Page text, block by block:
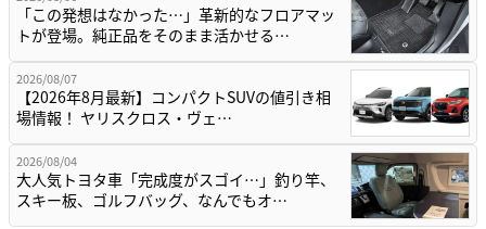
「この発想はなかった…」革新的なフロアマッ
トが登場。純正品をそのまま活かせる…
2026/08/07
【2026年8月最新】コンパクトSUVの値引き相
場情報！ ヤリスクロス・ヴェ…
2026/08/04
大人気トヨタ車「完成度がスゴイ…」釣り竿、
スキー板、ゴルフバッグ、なんでもオ…